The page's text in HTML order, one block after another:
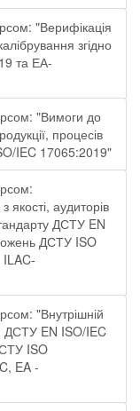
"Верифікація
згідно
та ЕА-
"Вимоги до
процесів
IEC 17065:2019"
якості, аудиторів
ДСТУ EN
ДСТУ ISO
"Внутрішній
ДСТУ EN ISO/IEC
ISO
EA -